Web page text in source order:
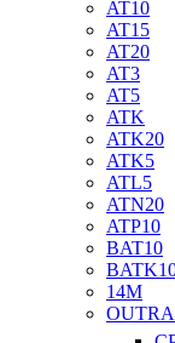
AT10
AT15
AT20
AT3
AT5
ATK
ATK20
ATK5
ATL5
ATN20
ATP10
BAT10
14M